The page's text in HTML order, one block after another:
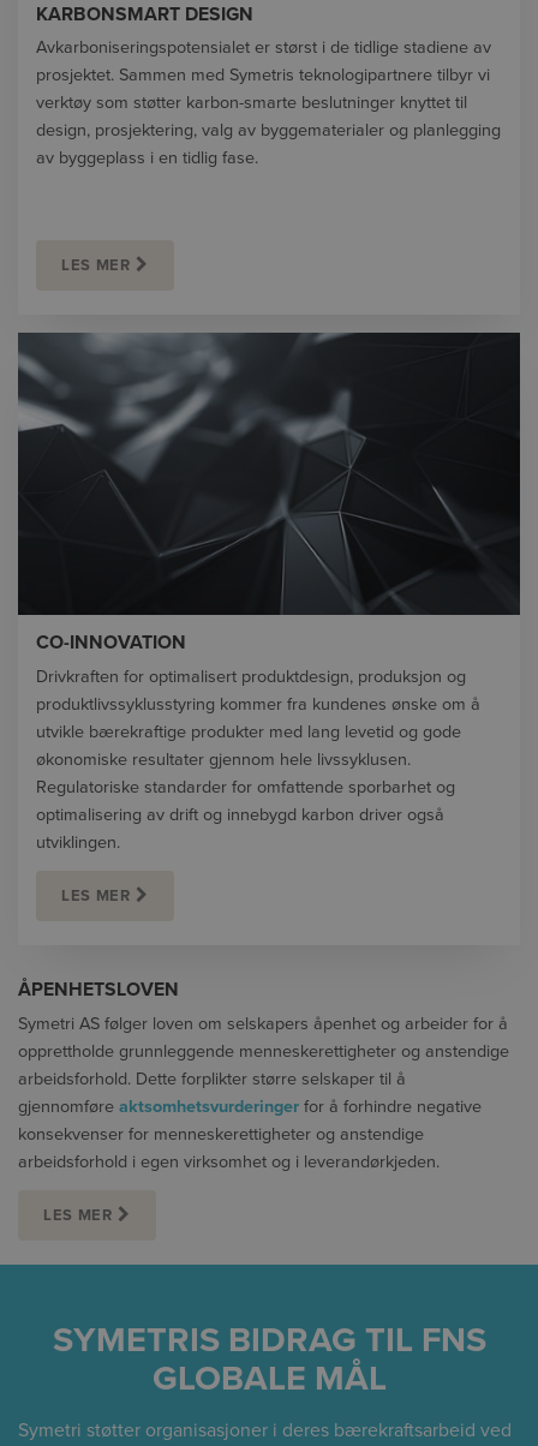
KARBONSMART DESIGN
Avkarboniseringspotensialet er størst i de tidlige stadiene av
prosjektet. Sammen med Symetris teknologipartnere tilbyr vi
verktøy som støtter karbon-smarte beslutninger knyttet til
design, prosjektering, valg av byggematerialer og planlegging
av byggeplass i en tidlig fase.
LES MER
CO-INNOVATION
Drivkraften for optimalisert produktdesign, produksjon og
produktlivssyklusstyring kommer fra kundenes ønske om å
utvikle bærekraftige produkter med lang levetid og gode
økonomiske resultater gjennom hele livssyklusen.
Regulatoriske standarder for omfattende sporbarhet og
optimalisering av drift og innebygd karbon driver også
utviklingen.
LES MER
ÅPENHETSLOVEN
Symetri AS følger loven om selskapers åpenhet og arbeider for å
opprettholde grunnleggende menneskerettigheter og anstendige
arbeidsforhold. Dette forplikter større selskaper til å
gjennomføre aktsomhetsvurderinger for å forhindre negative
konsekvenser for menneskerettigheter og anstendige
arbeidsforhold i egen virksomhet og i leverandørkjeden.
LES MER
SYMETRIS BIDRAG TIL FNS
GLOBALE MÅL
Symetri støtter organisasjoner i deres bærekraftsarbeid ved